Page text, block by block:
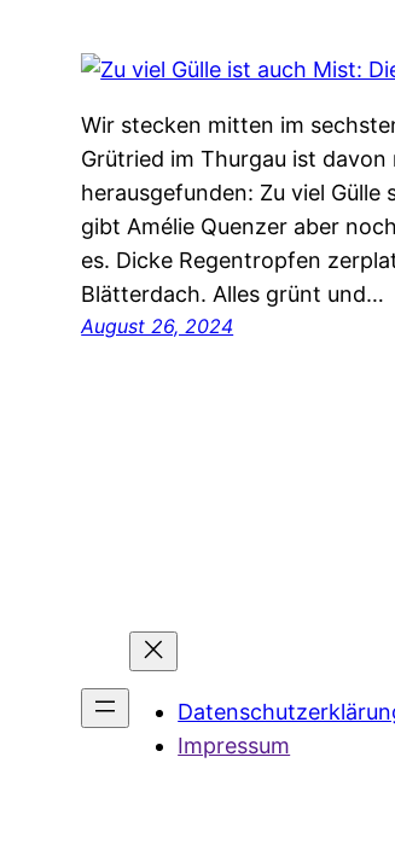
Wir stecken mitten im
Grütried im Thurgau ist
herausgefunden: Zu viel Gülle
gibt Amélie Quenzer aber
es. Dicke Regentropfen
Blätterdach. Alles grünt und…
August 26, 2024
Impressum